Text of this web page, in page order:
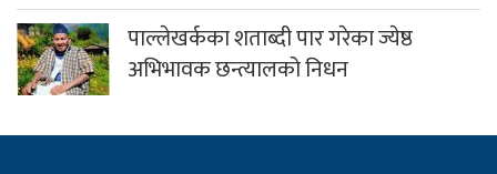
पाल्लेखर्कका शताब्दी पार गरेका ज्येष्ठ
अभिभावक छन्त्यालको निधन